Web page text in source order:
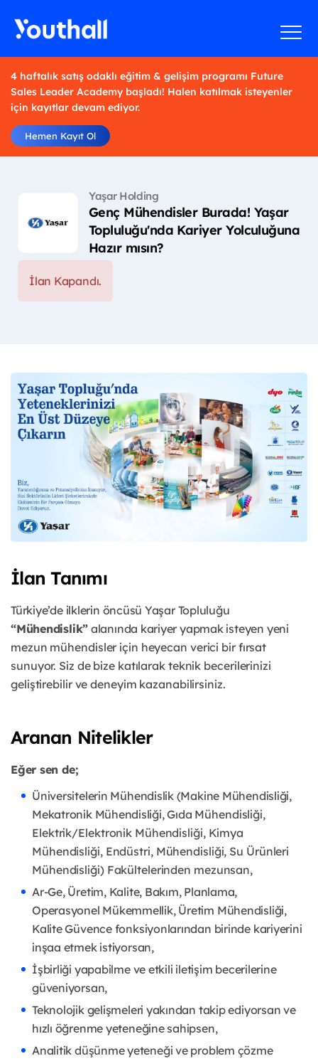
4 haftalık satış odaklı eğitim & gelişim programı Future
Sales Leader Academy başladı! Halen katılmak isteyenler
için kayıtlar devam ediyor.
Hemen Kayıt Ol
Yaşar Holding
Genç Mühendisler Burada! Yaşar
Topluluğu'nda Kariyer Yolculuğuna
Hazır mısın?
İlan Kapandı.
İlan Tanımı
Türkiye’de ilklerin öncüsü Yaşar Topluluğu
“Mühendislik” alanında kariyer yapmak isteyen yeni
mezun mühendisler için heyecan verici bir fırsat
sunuyor. Siz de bize katılarak teknik becerilerinizi
geliştirebilir ve deneyim kazanabilirsiniz.
Aranan Nitelikler
Eğer sen de;
Üniversitelerin Mühendislik (Makine Mühendisliği,
Mekatronik Mühendisliği, Gıda Mühendisliği,
Elektrik/Elektronik Mühendisliği, Kimya
Mühendisliği, Endüstri, Mühendisliği, Su Ürünleri
Mühendisliği) Fakültelerinden mezunsan,
Ar-Ge, Üretim, Kalite, Bakım, Planlama,
Operasyonel Mükemmellik, Üretim Mühendisliği,
Kalite Güvence fonksiyonlarından birinde kariyerini
inşaa etmek istiyorsan,
İşbirliği yapabilme ve etkili iletişim becerilerine
güveniyorsan,
Teknolojik gelişmeleri yakından takip ediyorsan ve
hızlı öğrenme yeteneğine sahipsen,
Analitik düşünme yeteneği ve problem çözme